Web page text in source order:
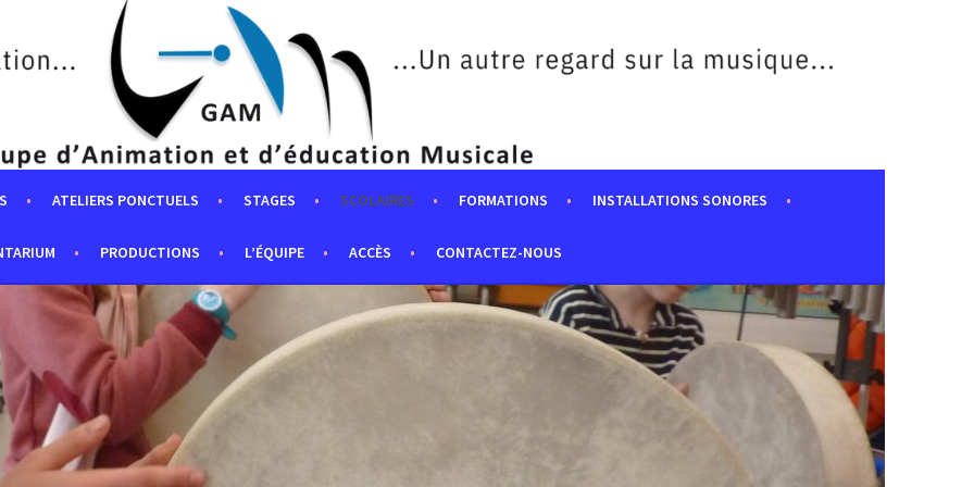
ATELIERS PONCTUELS STAGES SCOLAIRES FORMATIONS INSTALLATIONS SONORES
PRODUCTIONS L’ÉQUIPE ACCÈS CONTACTEZ-NOUS